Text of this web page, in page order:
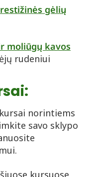
gėlių
moliūgų kavos
rudeniui
norintiems
savo sklypo